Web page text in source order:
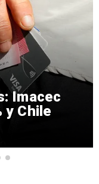
Imacec
y Chile